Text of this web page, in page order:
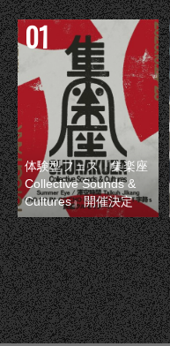
体験型フェス『集楽座
Collective Sounds &
Cultures』開催決定